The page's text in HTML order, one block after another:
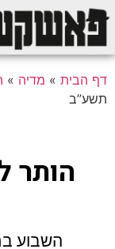
דף הבית » מדיה »
תשע”ב
הותר
השבוע